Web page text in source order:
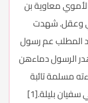
معاوية بن
وعقل. شهدت
المطلب عم رسول
الرسول دماءهن
مسلمة تائبة
بليلة.[1]